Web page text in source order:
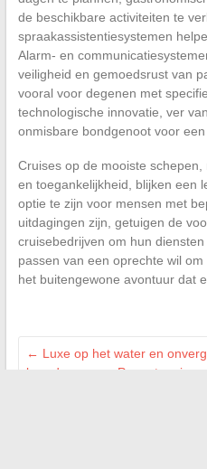
de beschikbare activiteiten te
spraakassistentiesystemen
Alarm- en
veiligheid en gemoedsrust van
vooral voor degenen met
technologische innovatie, ver
onmisbare bondgenoot voor
Cruises op de mooiste
en toegankelijkheid, blijken een
optie te zijn voor mensen met
uitdagingen zijn, getuigen de
cruisebedrijven om hun
passen van een oprechte wil
het buitengewone avontuur dat
← Luxe op het water en
boord voor een Ponant cruise